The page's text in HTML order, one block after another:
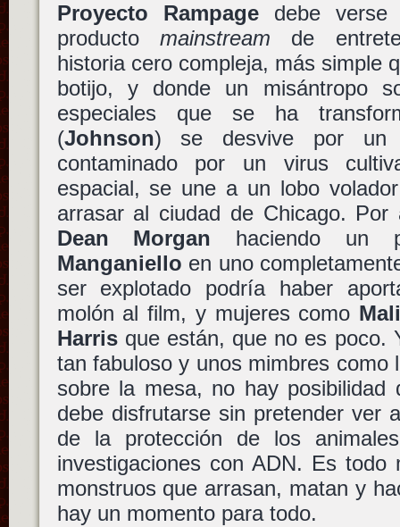
Proyecto Rampagedebe verse
producto mainstream de
historia cero compleja, más simple
botijo, y donde un misántropo
especiales que se ha
(Johnson) se desvive por un
contaminado por un virus
espacial, se une a un lobo
arrasar al ciudad de Chicago.
Dean Morgan haciendo un
Manganiello en uno
ser explotado podría haber
molón al film, y mujeres como
Harrisque están, que no es poco.
tan fabuloso y unos mimbres como
sobre la mesa, no hay posibilidad
debe disfrutarse sin pretender ver
de la protección de los
investigaciones con ADN. Es
monstruos que arrasan, matan y
hay un momento para todo.